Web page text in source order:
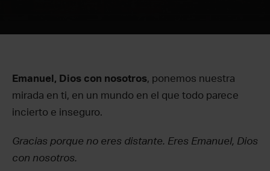
Emanuel, Dios con nosotros, ponemos nuestra
mirada en ti, en un mundo en el que todo parece
incierto e inseguro.
Gracias porque no eres distante. Eres Emanuel, Dios
con nosotros.